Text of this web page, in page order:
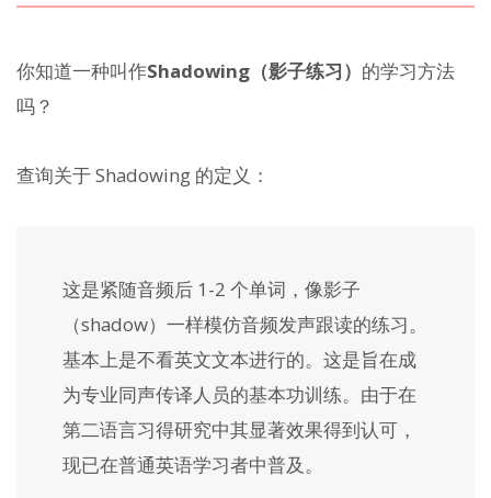
你知道一种叫作Shadowing（影子练习） 的学习方法
吗？
查询关于 Shadowing 的定义：
这是紧随音频后 1-2 个单词，像影子
（shadow）一样模仿音频发声跟读的练习。
基本上是不看英文文本进行的。这是旨在成
为专业同声传译人员的基本功训练。由于在
第二语言习得研究中其显著效果得到认可，
现已在普通英语学习者中普及。